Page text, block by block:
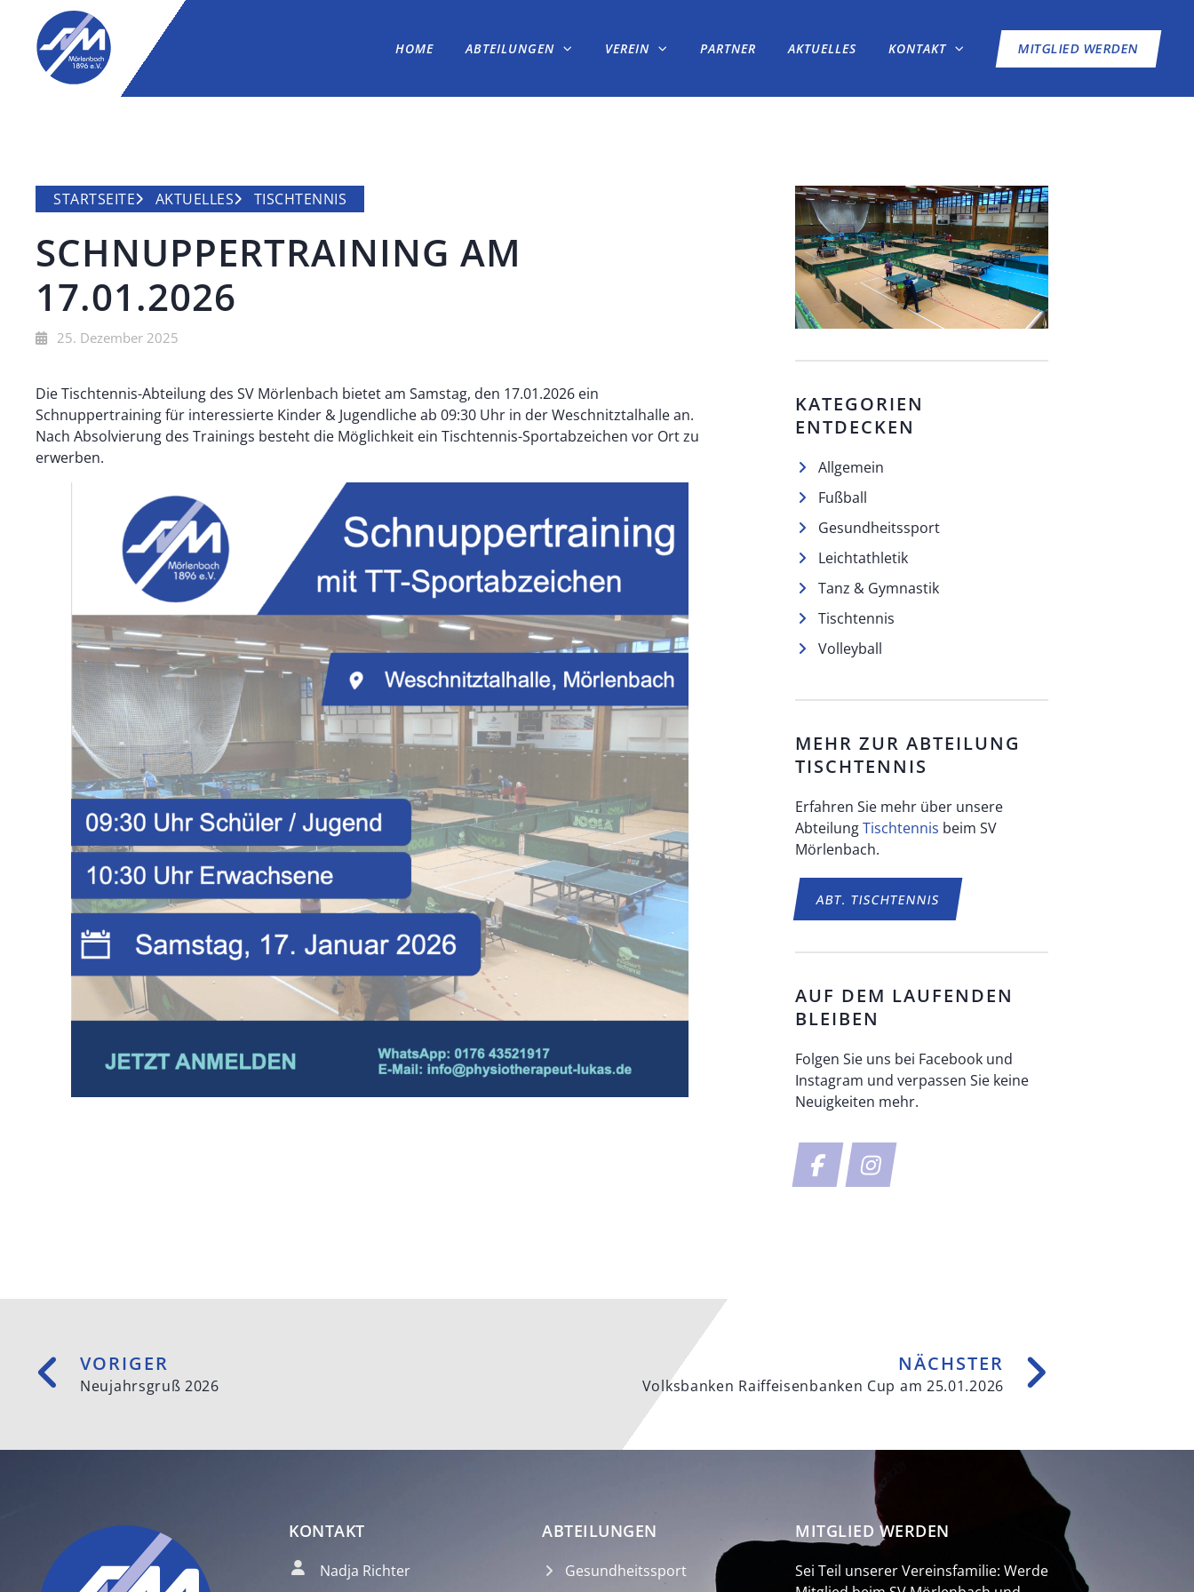
HOME ABTEILUNGEN VEREIN PARTNER AKTUELLES KONTAKT MITGLIED WERDEN
STARTSEITE AKTUELLES TISCHTENNIS
SCHNUPPERTRAINING AM
17.01.2026
25. Dezember 2025
Die Tischtennis-Abteilung des SV Mörlenbach bietet am Samstag, den 17.01.2026 ein
Schnuppertraining für interessierte Kinder & Jugendliche ab 09:30 Uhr in der Weschnitztalhalle an.
Nach Absolvierung des Trainings besteht die Möglichkeit ein Tischtennis-Sportabzeichen vor Ort zu
erwerben.
KATEGORIEN
ENTDECKEN
Allgemein
Fußball
Gesundheitssport
Leichtathletik
Tanz & Gymnastik
Tischtennis
Volleyball
MEHR ZUR ABTEILUNG
TISCHTENNIS
Erfahren Sie mehr über unsere
AbteilungTischtennis beim SV
Mörlenbach.
ABT.TISCHTENNIS
AUF DEM LAUFENDEN
BLEIBEN
Folgen Sie uns bei Facebook und
Instagram und verpassen Sie keine
Neuigkeiten mehr.
VORIGER
Neujahrsgruß 2026
NÄCHSTER
Volksbanken Raiffeisenbanken Cup am 25.01.2026
KONTAKT
Nadja Richter
ABTEILUNGEN
Gesundheitssport
MITGLIED WERDEN
Sei Teil unserer Vereinsfamilie: Werde